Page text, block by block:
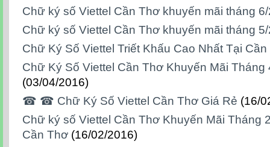
Chữ ký số Viettel Cần Thơ khuyến mãi tháng
Chữ ký số Viettel Cần Thơ khuyến mãi tháng
Chữ Ký Số Viettel Triết Khấu Cao Nhất Tại
Chữ Ký Số Viettel Cần Thơ Khuyến Mãi Tháng
(03/04/2016)
☎ ☎ Chữ Ký Số Viettel Cần Thơ Giá Rẻ (16/
Chữ ký số Viettel Cần Thơ Khuyến Mãi Tháng
Cần Thơ (16/02/2016)